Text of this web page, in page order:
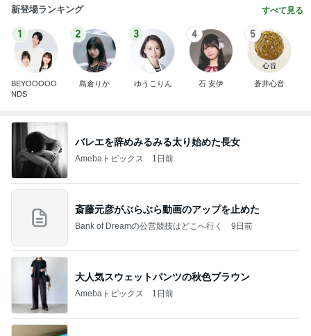
新登場ランキング すべて見る
1
BEYOOOOO
NDS
2
島倉りか
3
ゆうこりん
4
石 安伊
5
蒼井心音
バレエを辞めみるみる太り始めた長女
Amebaトピックス 1日前
斎藤元彦がぶらぶら動画のアップを止めた
Bank of Dreamの公営競技はどこへ行く 9日前
大人気スウェットパンツの秋色ブラウン
Amebaトピックス 1日前